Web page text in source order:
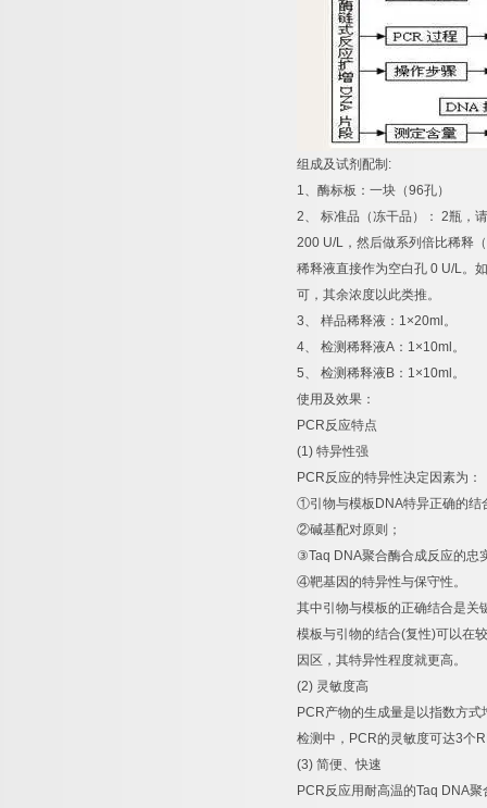
组成及试剂配制 :
1、酶标板：一块（96孔）
2、 标准品（冻干品）： 2瓶，
200 U/L ，然后做系列倍比稀释
稀释液直接作为空白孔 0 U/L。
可，其余浓度以此类推。
3、 样品稀释液： 1×20ml 。
4、 检测稀释液A ： 1×10ml 。
5、 检测稀释液 B ： 1×10ml 。
使用及效果：
PCR反应特点
(1) 特异性强
PCR反应的特异性决定因素为：
①引物与模板 DNA特异正确的结
②碱基配对原则；
③Taq DNA聚合酶合成反应的忠
④靶基因的特异性与保守性。
其中引物与模板的正确结合是关
模板与引物的结合(复性)可以在
因区，其特异性程度就更高。
(2) 灵敏度高
PCR产物的生成量是以指数方式
检测中， PCR的灵敏度可达3个
(3) 简便、快速
PCR反应用耐高温的Taq DNA聚